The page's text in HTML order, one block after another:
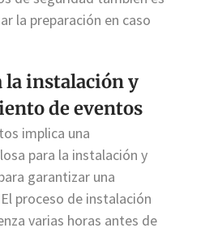
la preparación en caso
la instalación y
de eventos
implica una
para la instalación y
garantizar una
proceso de instalación
varias horas antes de